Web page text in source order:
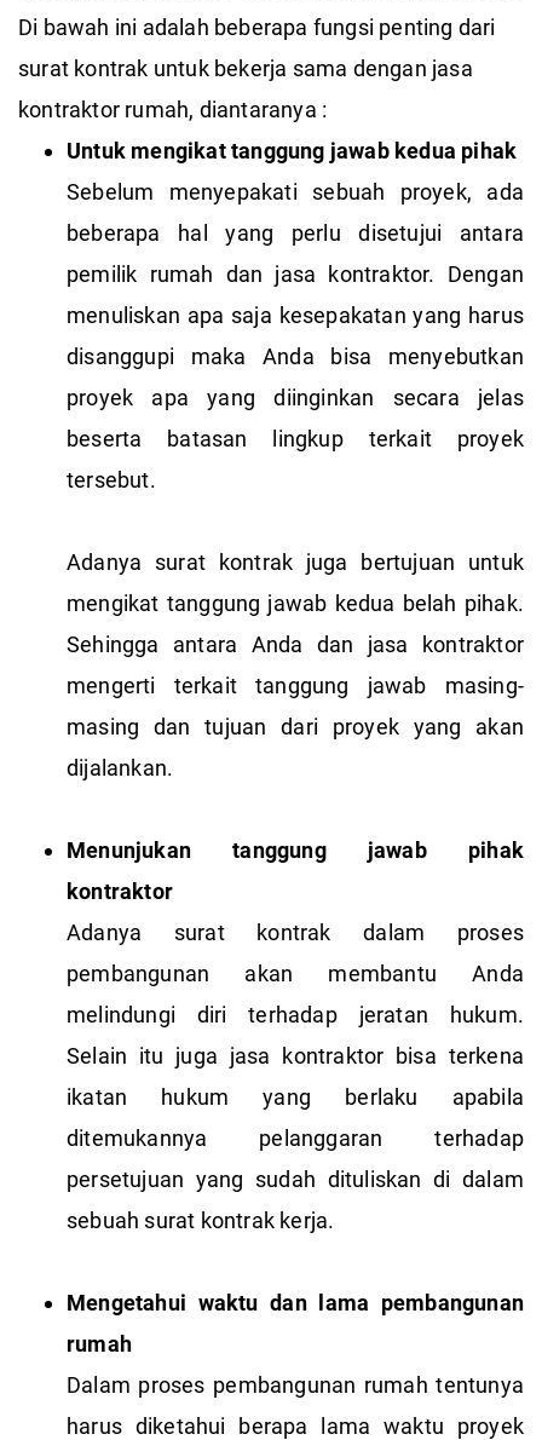
Di bawah ini adalah beberapa fungsi penting dari
surat kontrak untuk bekerja sama dengan jasa
kontraktor rumah, diantaranya :
Untuk mengikat tanggung jawab kedua pihak
Sebelum menyepakati sebuah proyek, ada
beberapa hal yang perlu disetujui antara
pemilik rumah dan jasa kontraktor. Dengan
menuliskan apa saja kesepakatan yang harus
disanggupi maka Anda bisa menyebutkan
proyek apa yang diinginkan secara jelas
beserta batasan lingkup terkait proyek
tersebut.
Adanya surat kontrak juga bertujuan untuk
mengikat tanggung jawab kedua belah pihak.
Sehingga antara Anda dan jasa kontraktor
mengerti terkait tanggung jawab masing-
masing dan tujuan dari proyek yang akan
dijalankan.
Menunjukan tanggung jawab pihak
kontraktor
Adanya surat kontrak dalam proses
pembangunan akan membantu Anda
melindungi diri terhadap jeratan hukum.
Selain itu juga jasa kontraktor bisa terkena
ikatan hukum yang berlaku apabila
ditemukannya pelanggaran terhadap
persetujuan yang sudah dituliskan di dalam
sebuah surat kontrak kerja.
Mengetahui waktu dan lama pembangunan
rumah
Dalam proses pembangunan rumah tentunya
harus diketahui berapa lama waktu proyek